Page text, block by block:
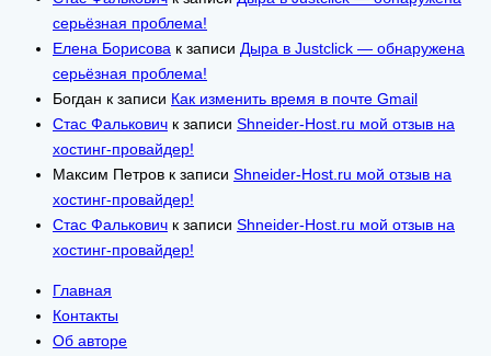
серьёзная проблема!
Елена Борисова к записи Дыра в Justclick — обнаружена
серьёзная проблема!
Богдан к записи Как изменить время в почте Gmail
Стас Фалькович к записи Shneider-Host.ru мой отзыв на
хостинг-провайдер!
Максим Петров к записи Shneider-Host.ru мой отзыв на
хостинг-провайдер!
Стас Фалькович к записи Shneider-Host.ru мой отзыв на
хостинг-провайдер!
Главная
Контакты
Об авторе